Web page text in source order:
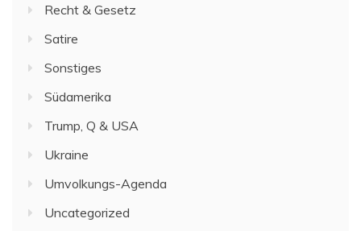
Recht & Gesetz
Satire
Sonstiges
Südamerika
Trump, Q & USA
Ukraine
Umvolkungs-Agenda
Uncategorized